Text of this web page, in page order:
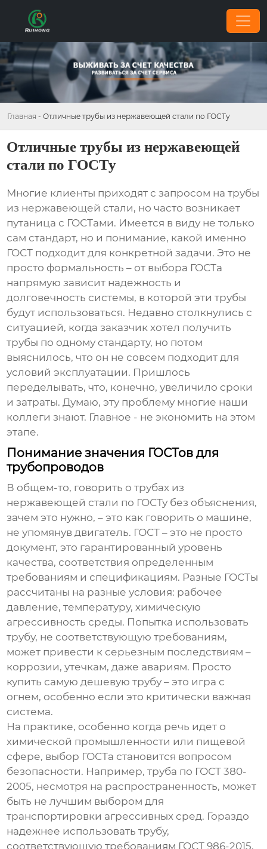
Главная - Отличные трубы из нержавеющей стали по ГОСТу
Отличные трубы из нержавеющей
стали по ГОСТу
Многие клиенты приходят с запросом натрубы
из нержавеющей стали, но часто возникает
путаница с ГОСТами. Имеется в виду не только
сам стандарт, но и понимание, какой именно
ГОСТ подходит для конкретной задачи. Это не
просто формальность – от выбора ГОСТа
напрямую зависит надежность и
долговечность системы, в которой эти трубы
будут использоваться. Недавно столкнулись с
ситуацией, когда заказчик хотел получить
трубы по одному стандарту, но потом
выяснилось, что он не совсем подходит для
условий эксплуатации. Пришлось
переделывать, что, конечно, увеличило сроки
и затраты. Думаю, эту проблему многие наши
коллеги знают. Главное - не экономить на этом
этапе.
Понимание значения ГОСТов для
трубопроводов
В общем-то, говорить отрубах из
нержавеющей стали по ГОСТу без объяснения,
зачем это нужно, – это как говорить о машине,
не упомянув двигатель. ГОСТ – это не просто
документ, это гарантированный уровень
качества, соответствия определенным
требованиям и спецификациям. Разные ГОСТы
рассчитаны на разные условия: рабочее
давление, температуру, химическую
агрессивность среды. Попытка использовать
трубу, не соответствующую требованиям,
может привести к серьезным последствиям –
коррозии, утечкам, даже авариям. Просто
купить самую дешевую трубу – это игра с
огнем, особенно если это критически важная
система.
На практике, особенно когда речь идет о
химической промышленности или пищевой
сфере, выбор ГОСТа становится вопросом
безопасности. Например, труба по ГОСТ 380-
2005, несмотря на распространенность, может
быть не лучшим выбором для
транспортировки агрессивных сред. Гораздо
надежнее использовать трубу,
соответствующую требованиям ГОСТ 986-2015,